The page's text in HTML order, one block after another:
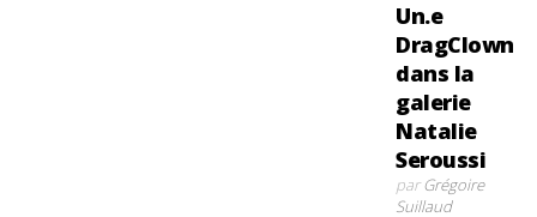
Un.e
DragClown
dans la
galerie
Natalie
Seroussi
parGrégoire
Suillaud